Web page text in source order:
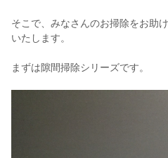
そこで、みなさんのお掃除をお助
いたします。
まずは隙間掃除シリーズです。